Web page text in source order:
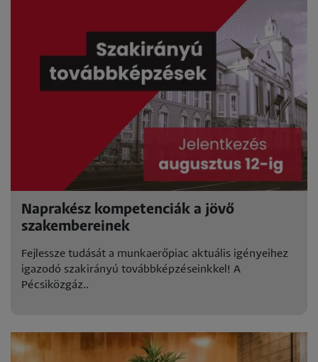
Naprakész kompetenciák a jövő
szakembereinek
Fejlessze tudását a munkaerőpiac aktuális igényeihez
igazodó szakirányú továbbképzéseinkkel! A
Pécsiközgáz..